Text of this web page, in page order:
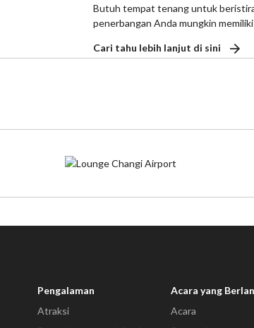
Butuh tempat tenang untuk
penerbangan Anda mungkin
Cari tahu lebih lanjut di sini
Pengalaman
Atraksi
Acara yang
Acara